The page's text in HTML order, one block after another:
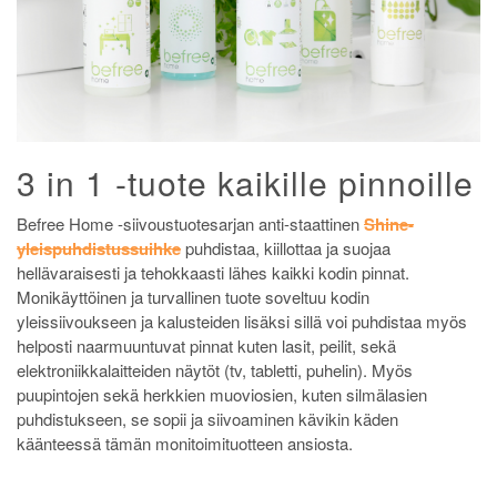
3 in 1 -tuote kaikille pinnoille
Befree Home -siivoustuotesarjan anti-staattinenShine-
yleispuhdistussuihkepuhdistaa, kiillottaa ja suojaa
hellävaraisesti ja tehokkaasti lähes kaikki kodin pinnat.
Monikäyttöinen ja turvallinen tuote soveltuu kodin
yleissiivoukseen ja kalusteiden lisäksi sillä voi puhdistaa myös
helposti naarmuuntuvat pinnat kuten lasit, peilit, sekä
elektroniikkalaitteiden näytöt (tv, tabletti, puhelin). Myös
puupintojen sekä herkkien muoviosien, kuten silmälasien
puhdistukseen, se sopii ja siivoaminen kävikin käden
käänteessä tämän monitoimituotteen ansiosta.